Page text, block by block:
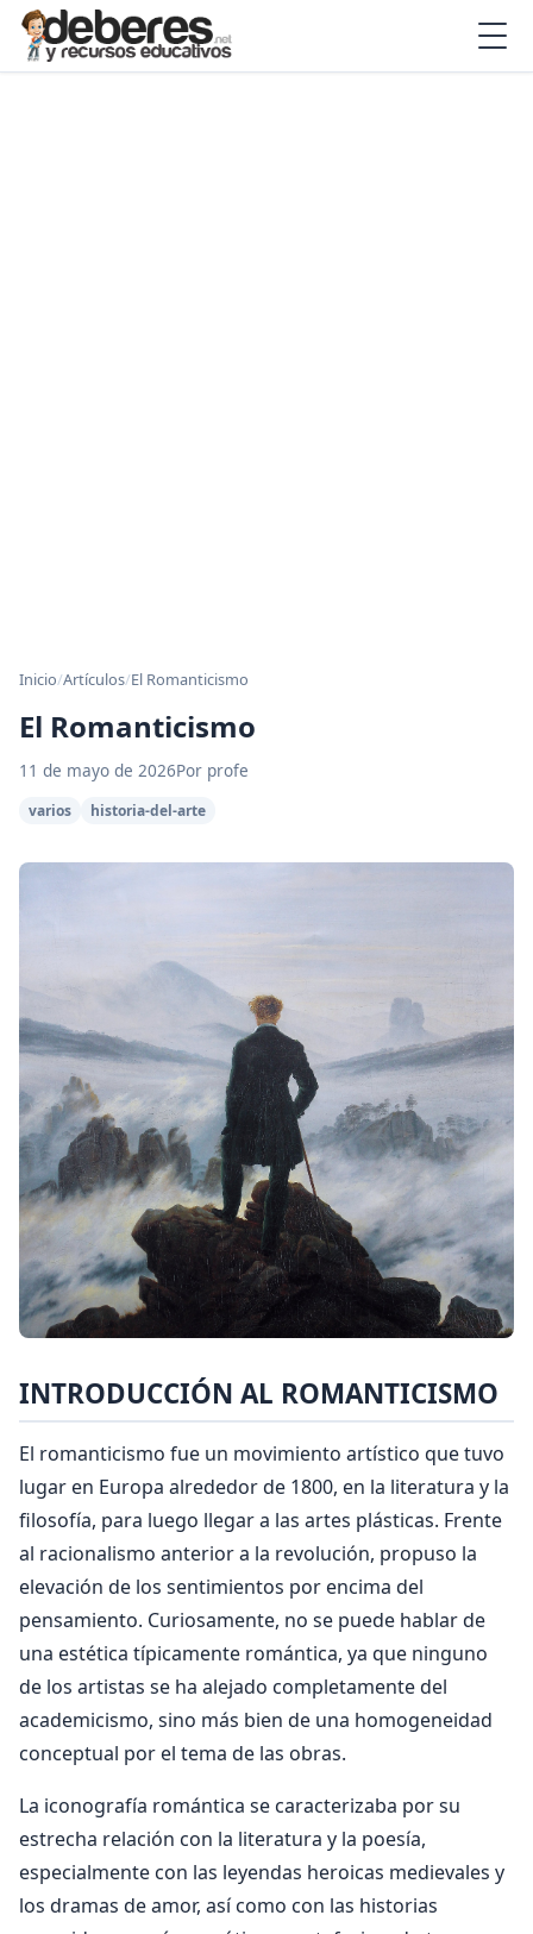
Inicio/Artículos/El Romanticismo
El Romanticismo
11 de mayo de 2026Por profe
varios historia-del-arte
INTRODUCCIÓN AL ROMANTICISMO
El romanticismo fue un movimiento artístico que tuvo
lugar en Europa alrededor de 1800, en la literatura y la
filosofía, para luego llegar a las artes plásticas. Frente
al racionalismo anterior a la revolución, propuso la
elevación de los sentimientos por encima del
pensamiento. Curiosamente, no se puede hablar de
una estética típicamente romántica, ya que ninguno
de los artistas se ha alejado completamente del
academicismo, sino más bien de una homogeneidad
conceptual por el tema de las obras.
La iconografía romántica se caracterizaba por su
estrecha relación con la literatura y la poesía,
especialmente con las leyendas heroicas medievales y
los dramas de amor, así como con las historias